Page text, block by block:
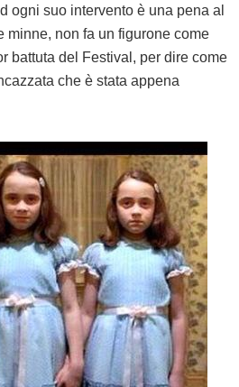
ogni suo intervento è una pena al
minne, non fa un figurone come
battuta del Festival, per dire come
che è stata appena